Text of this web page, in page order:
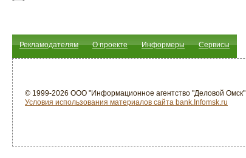
Рекламодателям О проекте Информеры Сервисы
© 1999-2026 ООО "Информационное агентство "Деловой Омск"
Условия использования материалов сайта bank.Infomsk.ru